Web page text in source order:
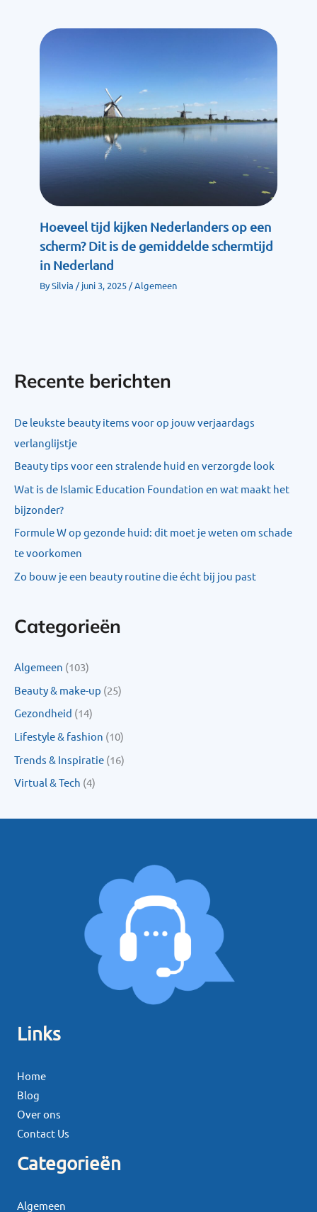
Hoeveel tijd kijken Nederlanders op een
scherm? Dit is de gemiddelde schermtijd
in Nederland
BySilvia /juni 3, 2025 /Algemeen
Recente berichten
De leukste beauty items voor op jouw verjaardags
verlanglijstje
Beauty tips voor een stralende huid en verzorgde look
Wat is de Islamic Education Foundation en wat maakt het
bijzonder?
Formule W op gezonde huid: dit moet je weten om schade
te voorkomen
Zo bouw je een beauty routine die écht bij jou past
Categorieën
Algemeen (103)
Beauty & make-up (25)
Gezondheid (14)
Lifestyle & fashion (10)
Trends & Inspiratie (16)
Virtual & Tech (4)
Links
Home
Blog
Over ons
Contact Us
Categorieën
Algemeen